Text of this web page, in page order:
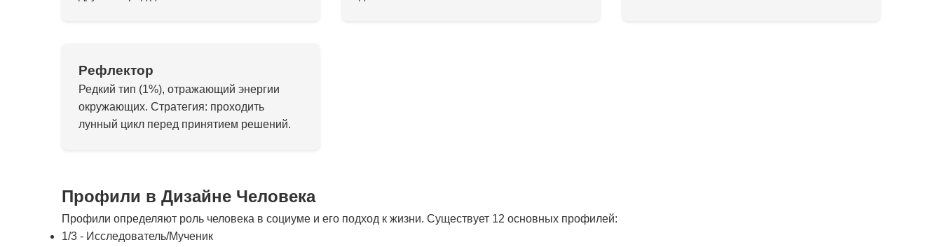
Рефлектор
Редкий тип (1%), отражающий энергии
окружающих. Стратегия: проходить
лунный цикл перед принятием решений.
Профили в Дизайне Человека
Профили определяют роль человека в социуме и его подход к жизни. Существует 12 основных профилей:
1/3 - Исследователь/Мученик